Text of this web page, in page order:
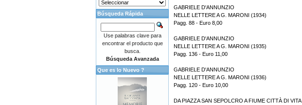
GABRIELE D'ANNUNZIO
NELLE LETTERE A G. MARONI (1934)
Pagg. 88 - Euro 8,00
GABRIELE D'ANNUNZIO
NELLE LETTERE A G. MARONI (1935)
Pagg. 136 - Euro 11,00
GABRIELE D'ANNUNZIO
NELLE LETTERE A G. MARONI (1936)
Pagg. 120 - Euro 10,00
DA PIAZZA SAN SEPOLCRO A FIUME CITTÀ DI VITA
Búsqueda Rápida
Use palabras clave para
encontrar el producto que
busca.
Búsqueda Avanzada
Que es lo Nuevo ?